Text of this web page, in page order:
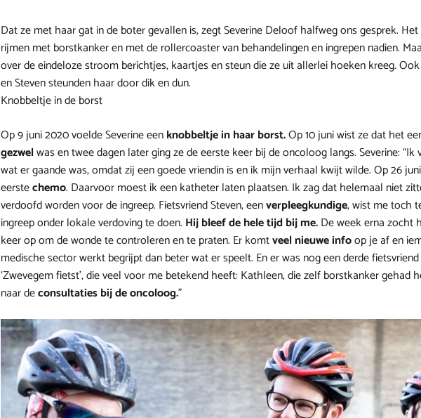
Dat ze met haar gat in de boter gevallen is, zegt Severine Deloof halfweg ons gesprek.
rijmen met borstkanker en met de rollercoaster van behandelingen en ingrepen nadien.
over de eindeloze stroom berichtjes, kaartjes en steun die ze uit allerlei hoeken kreeg.
en Steven steunden haar door dik en dun.
Knobbeltje in de borst
Op 9 juni 2020 voelde Severine eenknobbeltje in haar borst.Op 10 juni wist ze dat het
gezwelwas en twee dagen later ging ze de eerste keer bij de oncoloog langs. Severine:
wat er gaande was, omdat zij een goede vriendin is en ik mijn verhaal kwijt wilde. Op 26
eerstechemo. Daarvoor moest ik een katheter laten plaatsen. Ik zag dat helemaal niet
verdoofd worden voor de ingreep. Fietsvriend Steven, eenverpleegkundige, wist me toch
ingreep onder lokale verdoving te doen. Hij bleef de hele tijd bij me.De week erna zocht
keer op om de wonde te controleren en te praten. Er komtveel nieuwe infoop je af en
medische sector werkt begrijpt dan beter wat er speelt. En er was nog een derde fietsvriend
‘Zwevegem fietst’, die veel voor me betekend heeft: Kathleen, die zelf borstkanker gehad
naar deconsultaties bij de oncoloog.”